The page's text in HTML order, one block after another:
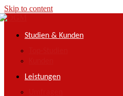
Skip to content
Studien & Kunden
Leistungen